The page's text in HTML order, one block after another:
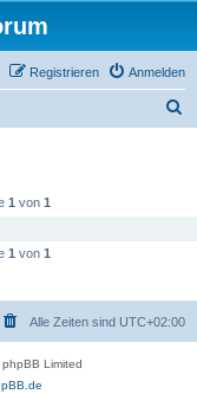
Anmelden
Registrieren
1 von 1
1 von 1
Alle Zeiten sind UTC+02:00
Limited